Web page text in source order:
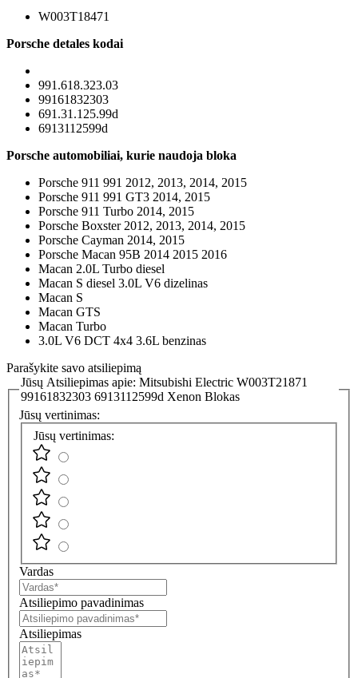
W003T18471
Porsche detales kodai
991.618.323.03
99161832303
691.31.125.99d
6913112599d
Porsche automobiliai, kurie naudoja bloka
Porsche 911 991 2012, 2013, 2014, 2015
Porsche 911 991 GT3 2014, 2015
Porsche 911 Turbo 2014, 2015
Porsche Boxster 2012, 2013, 2014, 2015
Porsche Cayman 2014, 2015
Porsche Macan 95B 2014 2015 2016
Macan 2.0L Turbo diesel
Macan S diesel 3.0L V6 dizelinas
Macan S
Macan GTS
Macan Turbo
3.0L V6 DCT 4x4 3.6L benzinas
Parašykite savo atsiliepimą
Jūsų Atsiliepimas apie: Mitsubishi Electric W003T21871
99161832303 6913112599d Xenon Blokas
Jūsų vertinimas:
Jūsų vertinimas:
Vardas
Atsiliepimo pavadinimas
Atsiliepimas